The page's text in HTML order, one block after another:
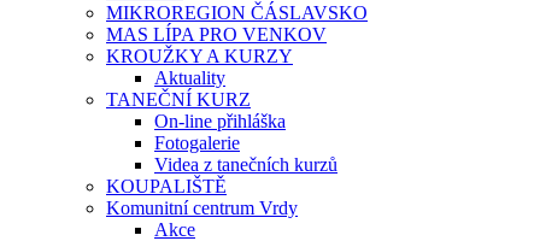
MIKROREGION ČÁSLAVSKO
MAS LÍPA PRO VENKOV
KROUŽKY A KURZY
Aktuality
TANEČNÍ KURZ
On-line přihláška
Fotogalerie
Videa z tanečních kurzů
KOUPALIŠTĚ
Komunitní centrum Vrdy
Akce